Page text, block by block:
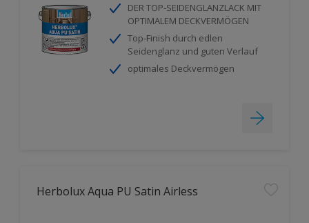
DER TOP-SEIDENGLANZLACK MIT
OPTIMALEM DECKVERMÖGEN
Top-Finish durch edlen
Seidenglanz und guten Verlauf
optimales Deckvermögen
Herbolux Aqua PU Satin Airless